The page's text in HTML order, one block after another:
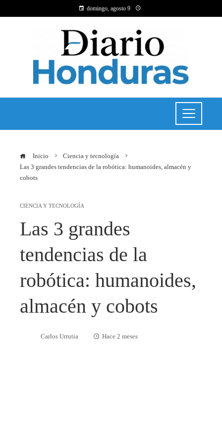
domingo, agosto 9
Inicio
Ciencia y tecnología
Las 3 grandes tendencias de la robótica: humanoides, almacén y
cobots
CIENCIA Y TECNOLOGÍA
Las 3 grandes
tendencias de la
robótica: humanoides,
almacén y cobots
Carlos Urrutia Hace 2 meses